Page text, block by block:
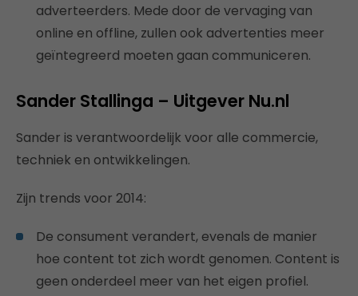
adverteerders. Mede door de vervaging van
online en offline, zullen ook advertenties meer
geïntegreerd moeten gaan communiceren.
Sander Stallinga – Uitgever Nu.nl
Sander is verantwoordelijk voor alle commercie,
techniek en ontwikkelingen.
Zijn trends voor 2014:
De consument verandert, evenals de manier
hoe content tot zich wordt genomen. Content is
geen onderdeel meer van het eigen profiel.